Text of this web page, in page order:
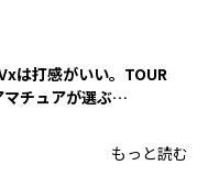
は打感がいい。TOUR
チュアが選ぶ
もっと読む